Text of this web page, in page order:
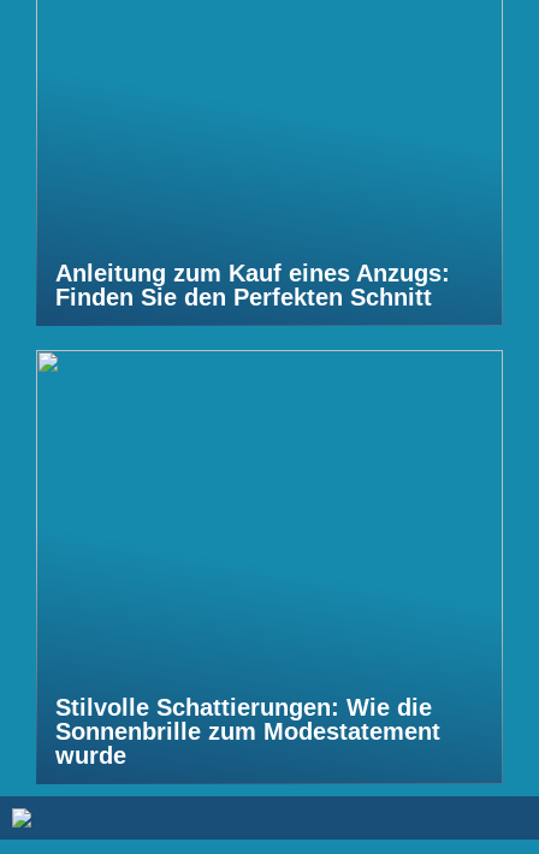
Anleitung zum Kauf eines Anzugs:
Finden Sie den Perfekten Schnitt
Stilvolle Schattierungen: Wie die
Sonnenbrille zum Modestatement
wurde